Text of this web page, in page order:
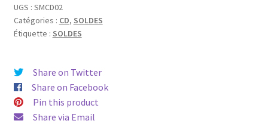
UGS : SMCD02
Catégories : CD, SOLDES
Étiquette : SOLDES
Share on Twitter
Share on Facebook
Pin this product
Share via Email